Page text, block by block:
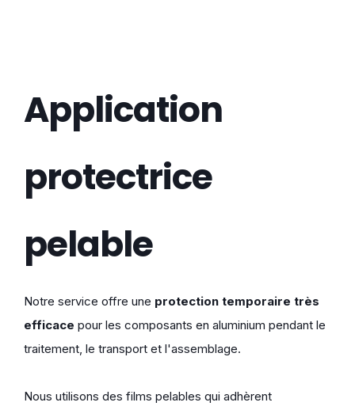
Application
protectrice
pelable
Notre service offre une protection temporaire très
efficace pour les composants en aluminium pendant le
traitement, le transport et l'assemblage.
Nous utilisons des films pelables qui adhèrent